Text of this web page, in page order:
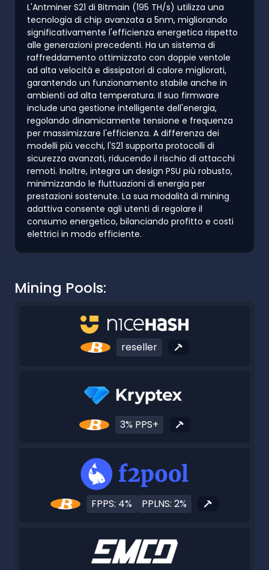
L'Antminer S21 di Bitmain (195 TH/s) utilizza una
tecnologia di chip avanzata a 5nm, migliorando
significativamente l'efficienza energetica rispetto
alle generazioni precedenti. Ha un sistema di
raffreddamento ottimizzato con doppie ventole
ad alta velocità e dissipatori di calore migliorati,
garantendo un funzionamento stabile anche in
ambienti ad alta temperatura. Il suo firmware
include una gestione intelligente dell'energia,
regolando dinamicamente tensione e frequenza
per massimizzare l'efficienza. A differenza dei
modelli più vecchi, l'S21 supporta protocolli di
sicurezza avanzati, riducendo il rischio di attacchi
remoti. Inoltre, integra un design PSU più robusto,
minimizzando le fluttuazioni di energia per
prestazioni sostenute. La sua modalità di mining
adattiva consente agli utenti di regolare il
consumo energetico, bilanciando profitto e costi
elettrici in modo efficiente.
Mining Pools:
reseller
3% PPS+
FPPS: 4% PPLNS: 2%